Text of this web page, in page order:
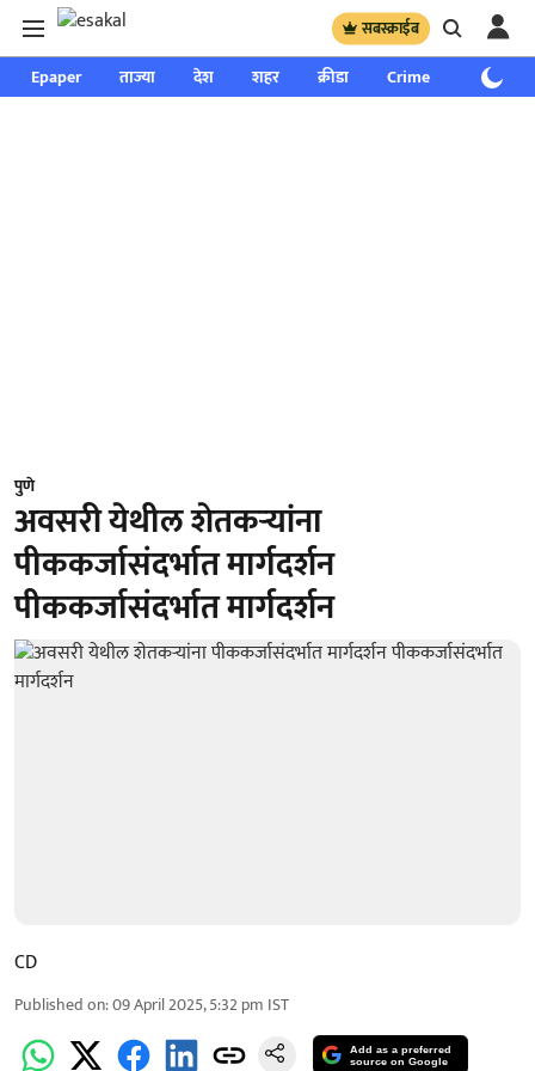
सबस्क्राईब
Epaper ताज्या देश शहर क्रीडा Crime साप्ताहिक
पुणे
अवसरी येथील शेतकऱ्यांना
पीककर्जासंदर्भात मार्गदर्शन
पीककर्जासंदर्भात मार्गदर्शन
CD
Published on:09 April 2025, 5:32 pm IST
Add as a preferred
source on Google